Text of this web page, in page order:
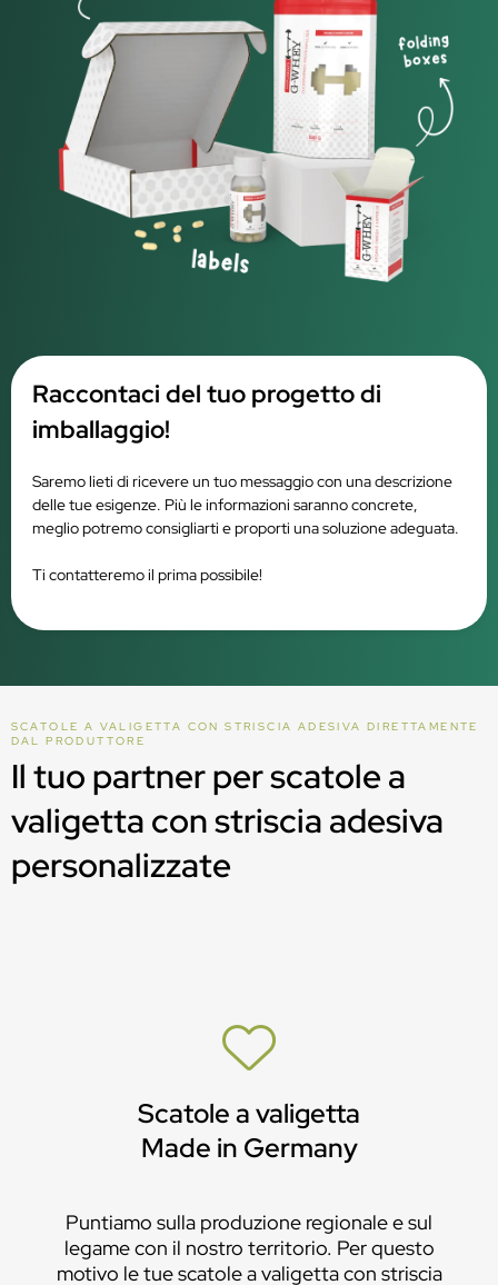
Raccontaci del tuo progetto di
imballaggio!
Saremo lieti di ricevere un tuo messaggio con una descrizione
delle tue esigenze. Più le informazioni saranno concrete,
meglio potremo consigliarti e proporti una soluzione adeguata.
Ti contatteremo il prima possibile!
SCATOLE A VALIGETTA CON STRISCIA ADESIVA DIRETTAMENTE
DAL PRODUTTORE
Il tuo partner per scatole a
valigetta con striscia adesiva
personalizzate
Scatole a valigetta
Made in Germany
Puntiamo sulla produzione regionale e sul
legame con il nostro territorio. Per questo
motivo le tue scatole a valigetta con striscia